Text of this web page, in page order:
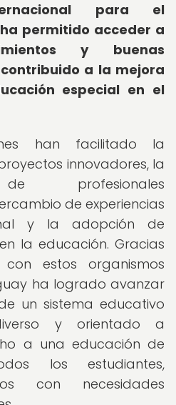
para el
permitido acceder a
y buenas
a la mejora
especial en el
han facilitado la
innovadores, la
profesionales
de experiencias
y la adopción de
la educación. Gracias
estos organismos
ha logrado avanzar
un sistema educativo
y orientado a
a una educación de
los estudiantes,
con necesidades